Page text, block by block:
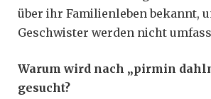
über ihr Familienleben bekannt,
Geschwister werden nicht
Warum wird nach „pirmin
gesucht?